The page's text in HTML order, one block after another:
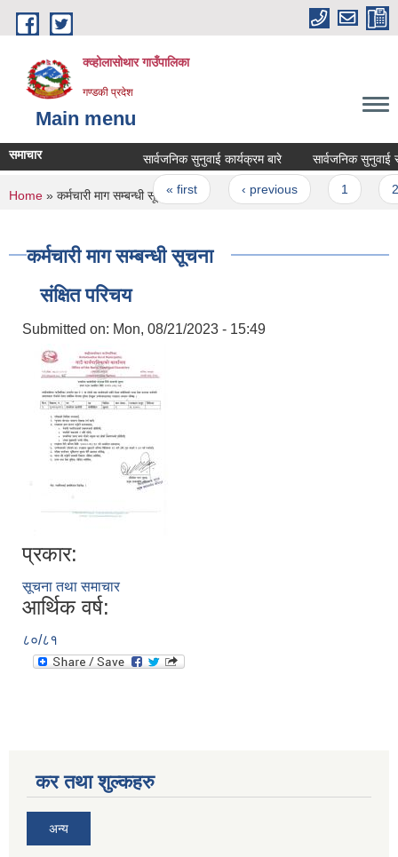
Skip to main content
क्व्होलासोथार गाउँपालिका
गण्डकी प्रदेश
Main menu
समाचार सार्वजनिक सुनुवाई कार्यक्रम बारे सार्वजनिक सुनुवाई
Pages
« first ‹ previous
You are here
Home » कर्मचारी माग सम्बन्धी सूचना
कर्मचारी माग सम्बन्धी सूचना
संक्षित परिचय
Submitted on: Mon, 08/21/2023 - 15:49
प्रकार:
सूचना तथा समाचार
आर्थिक वर्ष:
८०/८१
कर तथा शुल्कहरु
अन्य